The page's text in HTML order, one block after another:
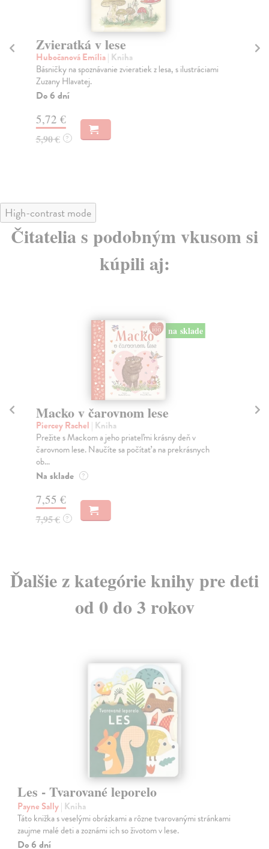
Zvieratká v lese
Hubočanová Emília| Kniha
Básničky na spoznávanie zvieratiek z lesa, s ilustráciami
Zuzany Hlavatej.
Do 6 dní
5,72 €
5,90 € ?
High-contrast mode
Čitatelia s podobným vkusom si
kúpili aj:
na sklade
Macko v čarovnom lese
Piercey Rachel | Kniha
Prežite s Mackom a jeho priateľmi krásny deň v
čarovnom lese. Naučíte sa počítať a na prekrásnych
ob...
Na sklade ?
7,55 €
7,95 € ?
Ďalšie z kategórie knihy pre deti
od 0 do 3 rokov
Les - Tvarované leporelo
Payne Sally| Kniha
Táto knižka s veselými obrázkami a rôzne tvarovanými stránkami
zaujme malé deti a zoznámi ich so životom v lese.
Do 6 dní